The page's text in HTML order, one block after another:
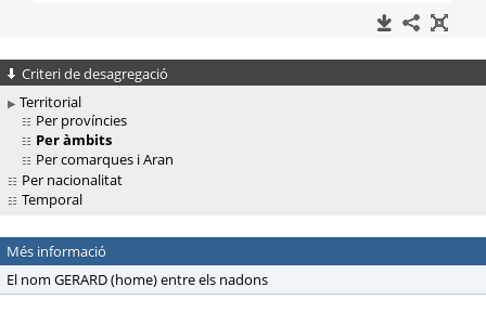
Criteri de desagregació
Territorial
Per províncies
Per àmbits
Per comarques i Aran
Per nacionalitat
Temporal
Més informació
El nom GERARD (home) entre els nadons